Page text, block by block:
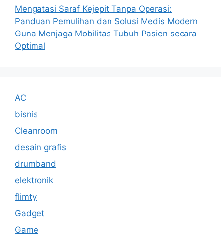
Mengatasi Saraf Kejepit Tanpa Operasi:
Panduan Pemulihan dan Solusi Medis Modern
Guna Menjaga Mobilitas Tubuh Pasien secara
Optimal
AC
bisnis
Cleanroom
desain grafis
drumband
elektronik
flimty
Gadget
Game